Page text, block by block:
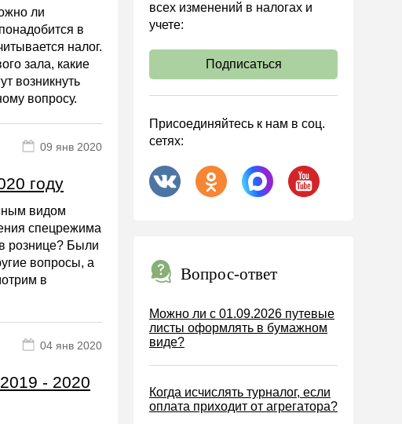
всех изменений в налогах и
учете:
Подписаться
Присоединяйтесь к нам в соц.
сетях:
Вопрос-ответ
Можно ли с 01.09.2026 путевые
листы оформлять в бумажном
виде?
Когда исчислять турналог, если
оплата приходит от агрегатора?
ли
в
налог.
зала, какие
возникнуть
вопросу.
09 янв 2020
году
видом
спецрежима
рознице? Были
вопросы, а
в
04 янв 2020
- 2020